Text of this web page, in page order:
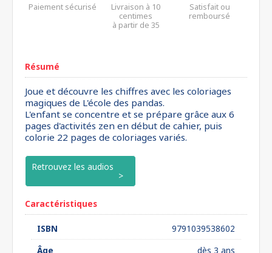
Paiement sécurisé
Livraison à 10
centimes
à partir de 35
Satisfait ou
remboursé
Résumé
Joue et découvre les chiffres avec les coloriages
magiques de L'école des pandas.
L'enfant se concentre et se prépare grâce aux 6
pages d'activités zen en début de cahier, puis
colorie 22 pages de coloriages variés.
Retrouvez les audios
Caractéristiques
ISBN
9791039538602
Âge
dès 3 ans